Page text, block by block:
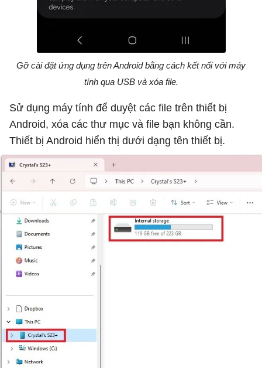
Gỡ cài đặt ứng dụng trên Android bằng cách kết nối với máy
tính qua USB và xóa file.
Sử dụng máy tính để duyệt các file trên thiết bị
Android, xóa các thư mục và file bạn không cần.
Thiết bị Android hiển thị dưới dạng tên thiết bị.